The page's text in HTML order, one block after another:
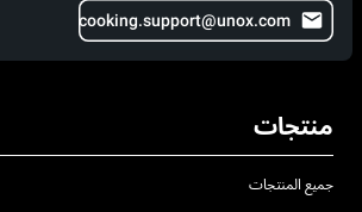
cooking.support@unox.com
منتجات
جميع المنتجات